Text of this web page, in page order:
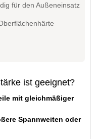
für den Außeneinsatz
ist geeignet?
mit gleichmäßiger
Spannweiten oder